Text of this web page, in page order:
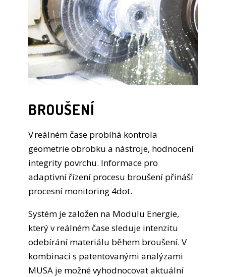
BROUŠENÍ
V reálném čase probíhá kontrola
geometrie obrobku a nástroje, hodnocení
integrity povrchu. Informace pro
adaptivní řízení procesu broušení přináší
procesní monitoring 4dot.
Systém je založen na Modulu Energie,
který v reálném čase sleduje intenzitu
odebírání materiálu během broušení. V
kombinaci s patentovanými analýzami
MUSA je možné vyhodnocovat aktuální